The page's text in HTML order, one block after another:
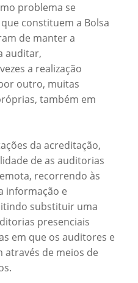
problema se
constituem a Bolsa
de manter a
auditar,
a realização
outro, muitas
também em
da acreditação,
de as auditorias
recorrendo às
informação e
substituir uma
presenciais
em que os auditores e
através de meios de